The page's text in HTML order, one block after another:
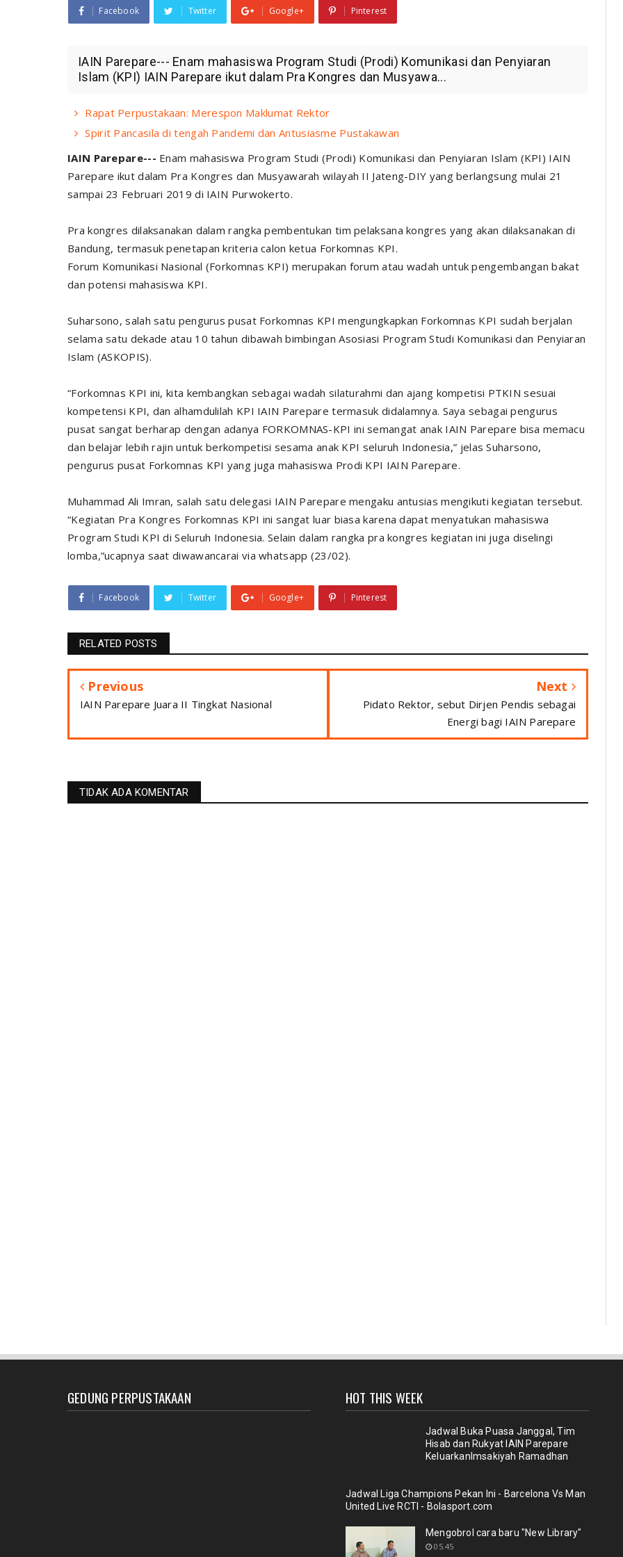
Facebook Twitter Google+ Pinterest
IAIN Parepare--- Enam mahasiswa Program Studi (Prodi) Komunikasi dan Penyiaran
Islam (KPI) IAIN Parepare ikut dalam Pra Kongres dan Musyawa...
Rapat Perpustakaan: Merespon Maklumat Rektor
Spirit Pancasila di tengah Pandemi dan Antusiasme Pustakawan
IAIN Parepare--- Enam mahasiswa Program Studi (Prodi) Komunikasi dan Penyiaran Islam (KPI) IAIN
Parepare ikut dalam Pra Kongres dan Musyawarah wilayah II Jateng-DIY yang berlangsung mulai 21
sampai 23 Februari 2019 di IAIN Purwokerto.
Pra kongres dilaksanakan dalam rangka pembentukan tim pelaksana kongres yang akan dilaksanakan di
Bandung, termasuk penetapan kriteria calon ketua Forkomnas KPI.
Forum Komunikasi Nasional (Forkomnas KPI) merupakan forum atau wadah untuk pengembangan bakat
dan potensi mahasiswa KPI.
Suharsono, salah satu pengurus pusat Forkomnas KPI mengungkapkan Forkomnas KPI sudah berjalan
selama satu dekade atau 10 tahun dibawah bimbingan Asosiasi Program Studi Komunikasi dan Penyiaran
Islam (ASKOPIS).
“Forkomnas KPI ini, kita kembangkan sebagai wadah silaturahmi dan ajang kompetisi PTKIN sesuai
kompetensi KPI, dan alhamdulilah KPI IAIN Parepare termasuk didalamnya. Saya sebagai pengurus
pusat sangat berharap dengan adanya FORKOMNAS-KPI ini semangat anak IAIN Parepare bisa memacu
dan belajar lebih rajin untuk berkompetisi sesama anak KPI seluruh Indonesia,” jelas Suharsono,
pengurus pusat Forkomnas KPI yang juga mahasiswa Prodi KPI IAIN Parepare.
Muhammad Ali Imran, salah satu delegasi IAIN Parepare mengaku antusias mengikuti kegiatan tersebut.
“Kegiatan Pra Kongres Forkomnas KPI ini sangat luar biasa karena dapat menyatukan mahasiswa
Program Studi KPI di Seluruh Indonesia. Selain dalam rangka pra kongres kegiatan ini juga diselingi
lomba,”ucapnya saat diwawancarai via whatsapp (23/02).
Facebook Twitter Google+ Pinterest
RELATED POSTS
Previous
IAIN Parepare Juara II Tingkat Nasional
Next
Pidato Rektor, sebut Dirjen Pendis sebagai
Energi bagi IAIN Parepare
TIDAK ADA KOMENTAR
GEDUNG PERPUSTAKAAN HOT THIS WEEK
Jadwal Buka Puasa Janggal, Tim
Hisab dan Rukyat IAIN Parepare
KeluarkanImsakiyah Ramadhan
Jadwal Liga Champions Pekan Ini - Barcelona Vs Man
United Live RCTI - Bolasport.com
Mengobrol cara baru "New Library"
05.45